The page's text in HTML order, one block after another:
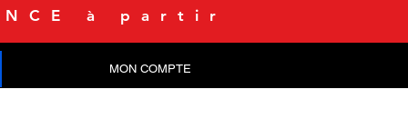
à partir
MON COMPTE